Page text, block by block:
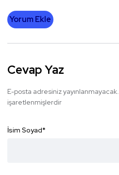
Yorum Ekle
Cevap Yaz
E-posta adresiniz yayınlanmayacak.
işaretlenmişlerdir
İsim Soyad*